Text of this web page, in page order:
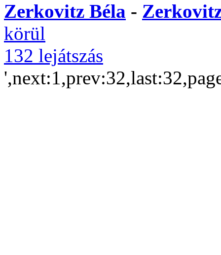
Zerkovitz Béla -
körül
132 lejátszás